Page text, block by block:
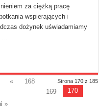
za ciężką pracę
wspierających i
dożynek uświadamiamy
Strona 170 z 185
«
168
169
170
»